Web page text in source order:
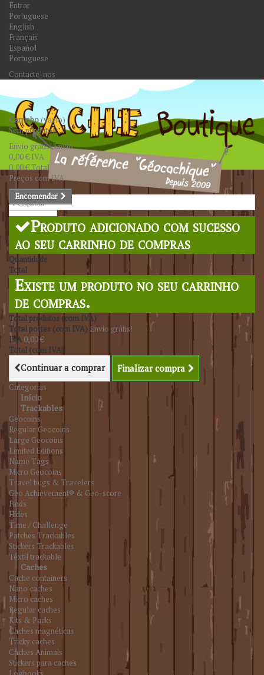
Entrar
Portuguese
English
Français
Español
Portuguese
Contacte-nos
Pesquisar
Carrinho(vazio)
Sem produtos
Envio grátis!Envio
0,00 € IVA
0,00 €Total
Preços com IVA
Encomendar
Produto adicionado com sucesso
ao seu carrinho de compras
Quantidade
Total
Existe um produto no seu carrinho
de compras.
Total produtos (com IVA)
Total portes (com IVA) Envio grátis!
IVA 0,00 €
Total (com IVA)
Continuar a comprar Finalizar compra
Categorias
Início
Trackables
Geocoins
Regular Geocoins
Large Geocoins
Limited Editions
Name Tags
Micro Geocoins
Travel bugs & Travelers
Geo Achievement® & Geo-score
Finds
Hides
Time / Challenge
Patches Trackables
Stickers Trackables
Têxtil trackable
Caches
Cache containers
Nano caches
Micro caches
Regular caches
Kits & Packs
Caches magnéticas
Tricky caches
Caches Animais
Stickers para caches